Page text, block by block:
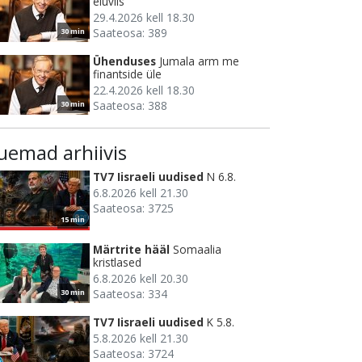
30 min
29.4.2026 kell 18.30
Saateosa: 389
30 min
Ühenduses Jumala arm me
finantside üle
22.4.2026 kell 18.30
Saateosa: 388
arhiivis
15 min
TV7 Iisraeli uudised N 6.8.
6.8.2026 kell 21.30
Saateosa: 3725
30 min
Märtrite hääl Somaalia
kristlased
6.8.2026 kell 20.30
Saateosa: 334
TV7 Iisraeli uudised K 5.8.
5.8.2026 kell 21.30
Saateosa: 3724